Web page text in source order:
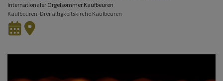
Internationaler Orgelsommer Kaufbeuren
Kaufbeuren Dreifaltigkeitskirche Kaufbeuren